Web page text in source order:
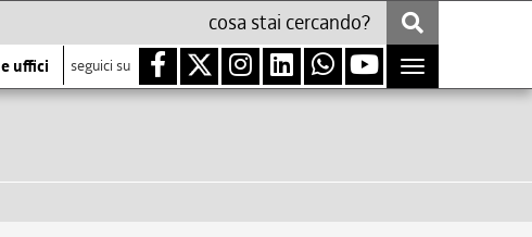
uffici seguici su
Toggle
navigation